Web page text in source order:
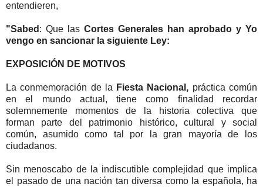
entendieren,
"Sabed : Que las Cortes Generales han aprobado y Yo
vengo en sancionar la siguiente Ley:
EXPOSICIÓN DE MOTIVOS
La conmemoración de la Fiesta Nacional, práctica común
en el mundo actual, tiene como finalidad recordar
solemnemente momentos de la historia colectiva que
forman parte del patrimonio histórico, cultural y social
común, asumido como tal por la gran mayoría de los
ciudadanos.
Sin menoscabo de la indiscutible complejidad que implica
el pasado de una nación tan diversa como la española, ha